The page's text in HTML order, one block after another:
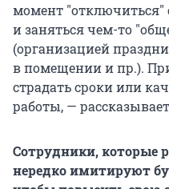
момент "отключиться"
и заняться чем-то
(организацией
в помещении и пр.).
страдать сроки или
работы, —
Сотрудники, которые
нередко имитируют